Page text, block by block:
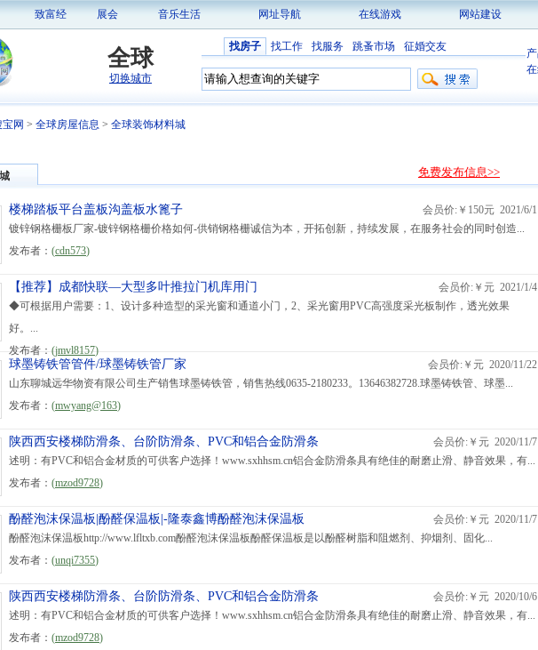
致富经 展会 音乐生活 网址导航 在线游戏 网站建设
全球
切换城市
找房子 找工作 找服务 跳蚤市场 征婚交友
网 > 全球房屋信息 > 全球装饰材料城
免费发布信息>>
会员价:￥150元 2021/6/1
楼梯踏板平台盖板沟盖板水篦子
镀锌钢格栅板厂家-镀锌钢格栅价格如何-供销钢格栅诚信为本，开拓创新，持续发展，在服务社会的同时创造...
发布者： (cdn573)
会员价:￥元 2021/1/4
【推荐】成都快联—大型多叶推拉门机库用门
◆可根据用户需要：1、设计多种造型的采光窗和通道小门，2、采光窗用PVC高强度采光板制作，透光效果
好。...
发布者： (jmvl8157)
会员价:￥元 2020/11/22
球墨铸铁管管件/球墨铸铁管厂家
山东聊城远华物资有限公司生产销售球墨铸铁管，销售热线0635-2180233。13646382728.球墨铸铁管、球墨...
发布者： (mwyang@163)
会员价:￥元 2020/11/7
陕西西安楼梯防滑条、台阶防滑条、PVC和铝合金防滑条
述明：有PVC和铝合金材质的可供客户选择！www.sxhhsm.cn铝合金防滑条具有绝佳的耐磨止滑、静音效果，有...
发布者： (mzod9728)
会员价:￥元 2020/11/7
酚醛泡沫保温板|酚醛保温板|-隆泰鑫博酚醛泡沫保温板
酚醛泡沫保温板http://www.lfltxb.com酚醛泡沫保温板酚醛保温板是以酚醛树脂和阻燃剂、抑烟剂、固化...
发布者： (unqi7355)
会员价:￥元 2020/10/6
陕西西安楼梯防滑条、台阶防滑条、PVC和铝合金防滑条
述明：有PVC和铝合金材质的可供客户选择！www.sxhhsm.cn铝合金防滑条具有绝佳的耐磨止滑、静音效果，有...
发布者： (mzod9728)